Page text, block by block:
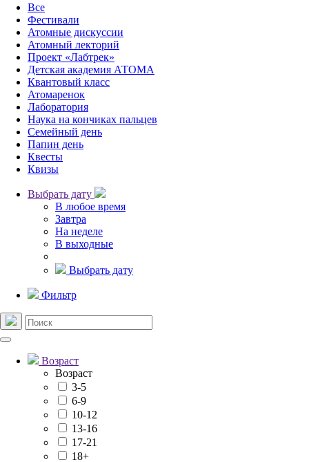
Все
Фестивали
Атомные дискуссии
Атомный лекторий
Проект «Лабтрек»
Детская академия АТОМА
Квантовый класс
Атомаренок
Лаборатория
Наука на кончиках пальцев
Семейный день
Папин день
Квесты
Квизы
Выбрать дату
В любое время
Завтра
На неделе
В выходные
Выбрать дату
Фильтр
Возраст
Возраст
3-5
6-9
10-12
13-16
17-21
18+